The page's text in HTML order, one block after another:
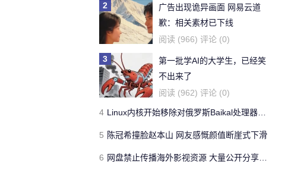
2
广告出现诡异画面 网易云道
歉：相关素材已下线
阅读 (966) 评论 (0)
3
第一批学AI的大学生，已经笑
不出来了
阅读 (962) 评论 (0)
4 Linux内核开始移除对俄罗斯Baikal处理器的支持
5 陈冠希撞脸赵本山 网友感慨颜值断崖式下滑
6 网盘禁止传播海外影视资源 大量公开分享链接一夜失效